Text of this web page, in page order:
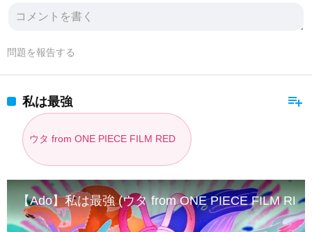
問題を報告する
playlist_add
私は最強
ウタ from ONE PIECE FILM RED
【Ado】私は最強 (ウタ from ONE PIECE FILM